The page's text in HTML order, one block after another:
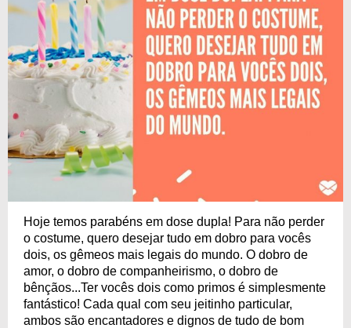
Hoje temos parabéns em dose dupla! Para não perder
o costume, quero desejar tudo em dobro para vocês
dois, os gêmeos mais legais do mundo. O dobro de
amor, o dobro de companheirismo, o dobro de
bênçãos...Ter vocês dois como primos é simplesmente
fantástico! Cada qual com seu jeitinho particular,
ambos são encantadores e dignos de tudo de bom